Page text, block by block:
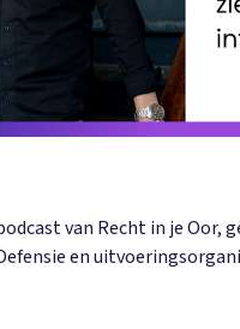
van Recht in je
en